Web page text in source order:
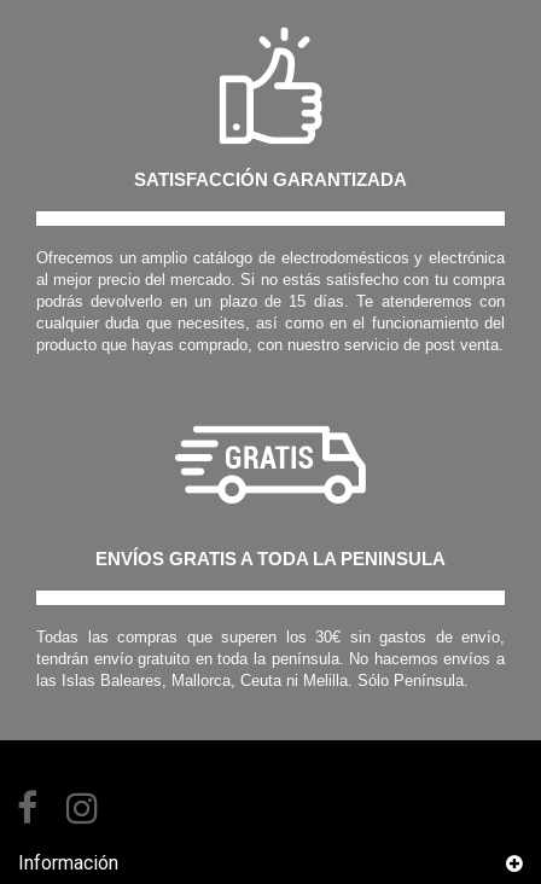
SATISFACCIÓN GARANTIZADA
Ofrecemos un amplio catálogo de electrodomésticos y electrónica
al mejor precio del mercado. Si no estás satisfecho con tu compra
podrás devolverlo en un plazo de 15 días. Te atenderemos con
cualquier duda que necesites, así como en el funcionamiento del
producto que hayas comprado, con nuestro servicio de post venta.
ENVÍOS GRATIS A TODA LA PENINSULA
Todas las compras que superen los 30€ sin gastos de envío,
tendrán envío gratuito en toda la península. No hacemos envíos a
las Islas Baleares, Mallorca, Ceuta ni Melilla. Sólo Península.
Información